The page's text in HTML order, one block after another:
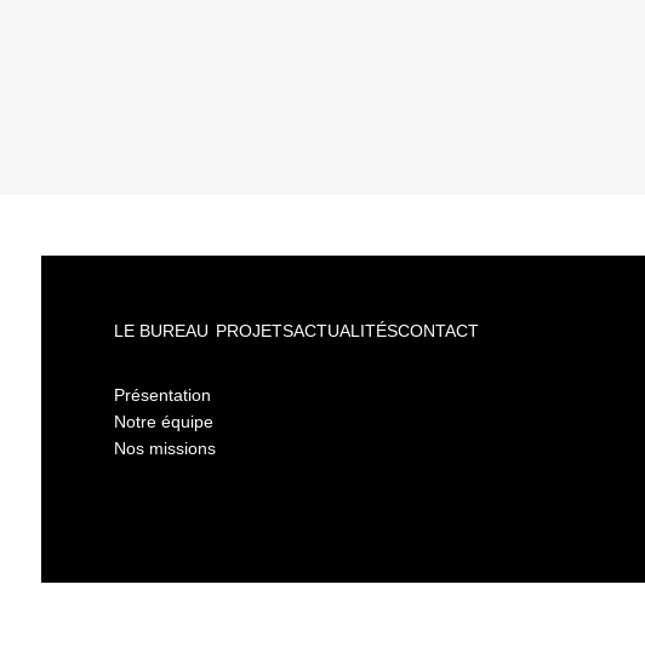
LE BUREAU
Présentation
Notre équipe
Nos missions
PROJETSACTUALITÉSCONTACT